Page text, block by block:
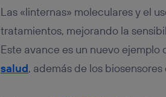
Las «linternas» moleculares y el
tratamientos, mejorando la
Este avance es un nuevo
salud, además de los